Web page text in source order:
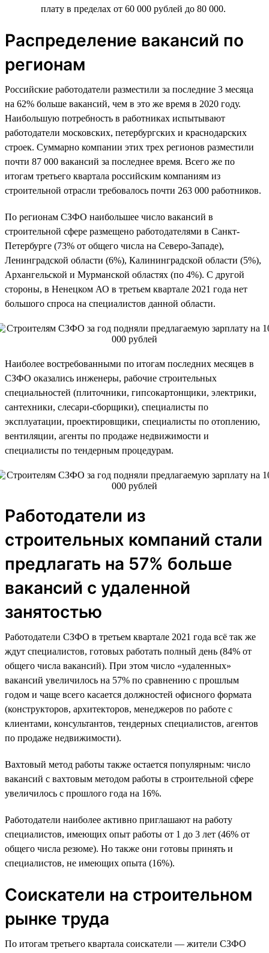
плату в пределах от 60 000 рублей до 80 000.
Распределение вакансий по
регионам
Российские работодатели разместили за последние 3 месяца
на 62% больше вакансий, чем в это же время в 2020 году.
Наибольшую потребность в работниках испытывают
работодатели московских, петербургских и краснодарских
строек. Суммарно компании этих трех регионов разместили
почти 87 000 вакансий за последнее время. Всего же по
итогам третьего квартала российским компаниям из
строительной отрасли требовалось почти 263 000 работников.
По регионам СЗФО наибольшее число вакансий в
строительной сфере размещено работодателями в Санкт-
Петербурге (73% от общего числа на Северо-Западе),
Ленинградской области (6%), Калининградской области (5%),
Архангельской и Мурманской областях (по 4%). С другой
стороны, в Ненецком АО в третьем квартале 2021 года нет
большого спроса на специалистов данной области.
Наиболее востребованными по итогам последних месяцев в
СЗФО оказались инженеры, рабочие строительных
специальностей (плиточники, гипсокартонщики, электрики,
сантехники, слесари-сборщики), специалисты по
эксплуатации, проектировщики, специалисты по отоплению,
вентиляции, агенты по продаже недвижимости и
специалисты по тендерным процедурам.
Работодатели из
строительных компаний стали
предлагать на 57% больше
вакансий с удаленной
занятостью
Работодатели СЗФО в третьем квартале 2021 года всё так же
ждут специалистов, готовых работать полный день (84% от
общего числа вакансий). При этом число «удаленных»
вакансий увеличилось на 57% по сравнению с прошлым
годом и чаще всего касается должностей офисного формата
(конструкторов, архитекторов, менеджеров по работе с
клиентами, консультантов, тендерных специалистов, агентов
по продаже недвижимости).
Вахтовый метод работы также остается популярным: число
вакансий с вахтовым методом работы в строительной сфере
увеличилось с прошлого года на 16%.
Работодатели наиболее активно приглашают на работу
специалистов, имеющих опыт работы от 1 до 3 лет (46% от
общего числа резюме). Но также они готовы принять и
специалистов, не имеющих опыта (16%).
Соискатели на строительном
рынке труда
По итогам третьего квартала соискатели — жители СЗФО